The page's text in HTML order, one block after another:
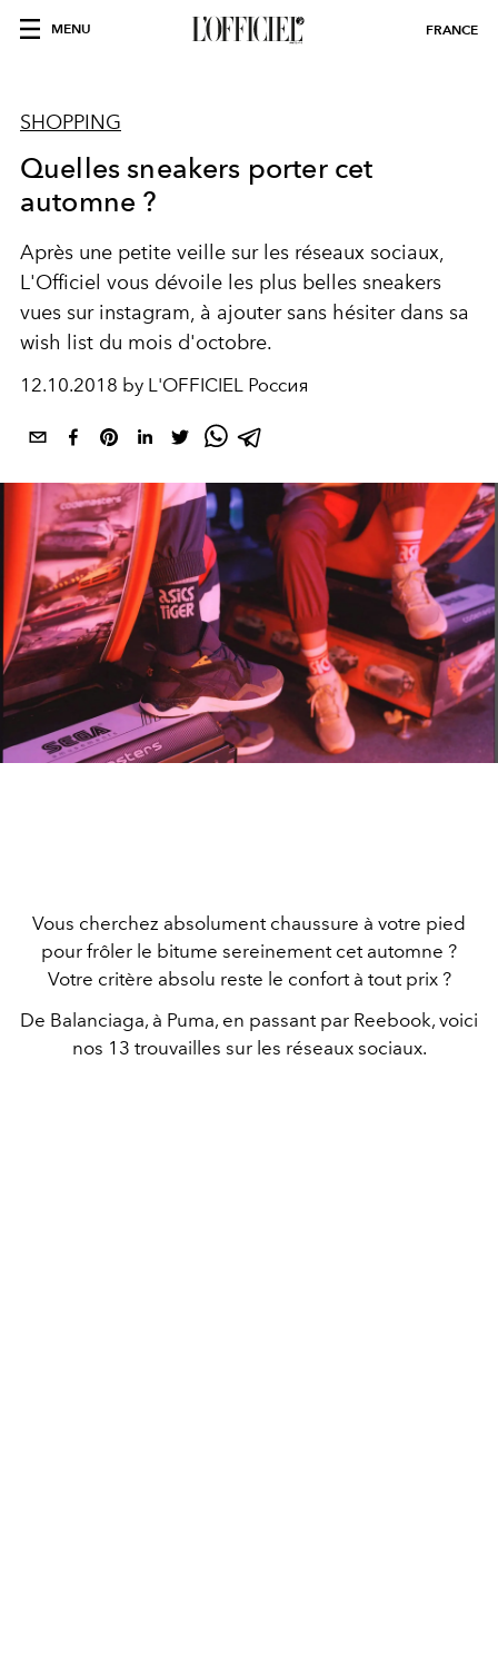
MENU FRANCE
SHOPPING
Quelles sneakers porter cet
automne ?
Après une petite veille sur les réseaux sociaux,
L'Officiel vous dévoile les plus belles sneakers
vues sur instagram, à ajouter sans hésiter dans sa
wish list du mois d'octobre.
12.10.2018 by L'OFFICIEL Россия
Vous cherchez absolument chaussure à votre pied
pour frôler le bitume sereinement cet automne ?
Votre critère absolu reste le confort à tout prix ?
De Balanciaga, à Puma, en passant par Reebook, voici
nos 13 trouvailles sur les réseaux sociaux.